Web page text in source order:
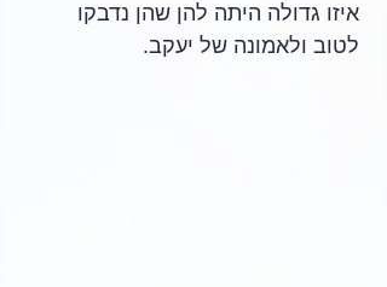
איזו גדולה היתה להן שהן נדבקו
לטוב ולאמונה של יעקב.